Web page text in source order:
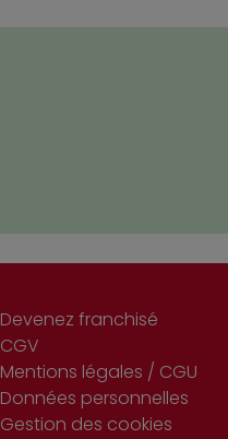
Devenez franchisé
CGV
Mentions légales / CGU
Données personnelles
Gestion des cookies